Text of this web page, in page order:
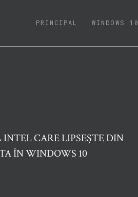
PRINCIPAL (CURRENT)
WINDOWS 10
CARE LIPSEȘTE DIN
ÎN WINDOWS 10